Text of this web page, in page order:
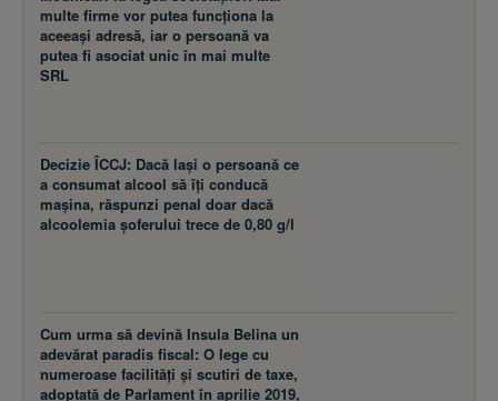
putea fi asociat unic în mai multe
SRL
maşina, răspunzi penal doar dacă
alcoolemia şoferului trece de 0,80 g/l
numeroase facilităţi şi scutiri de taxe,
adoptată de Parlament în aprilie 2019,
a fost declarată ulterior
neconstituţională